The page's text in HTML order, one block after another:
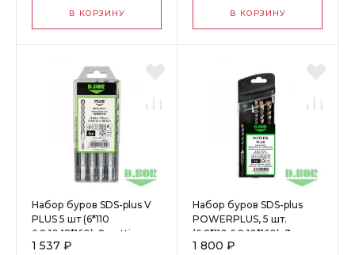
В КОРЗИНУ В КОРЗИНУ
Набор буров SDS-plus V
PLUS 5 шт (6*110
6,8,10,12*160), 2-cutting
(арт. 242030) "D.BOR"
1 537 ₽
Набор буров SDS-plus
POWERPLUS, 5 шт.
(6;8*110 6;8;10*160), 3-
cutting (арт. PPSET05-01)
1 800 ₽